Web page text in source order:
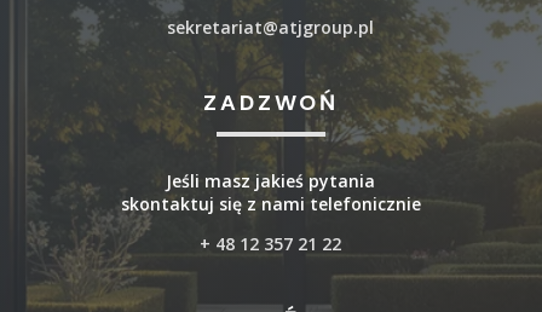
sekretariat@atjgroup.pl
ZADZWOŃ
Jeśli masz jakieś pytania
skontaktuj się z nami telefonicznie
+ 48 12 357 21 22